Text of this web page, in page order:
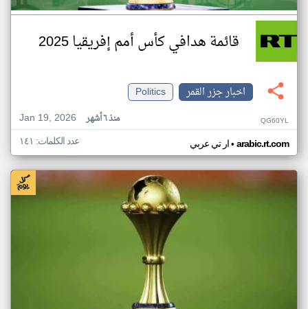
قائمة هدافي كأس أمم إفريقيا 2025
اخبار جزر القمر
Politics
Jan 19, 2026
منذ ٦ أشهر QG60YL
ار تي عربي• arabic.rt.com عدد الكلمات: ١٤١